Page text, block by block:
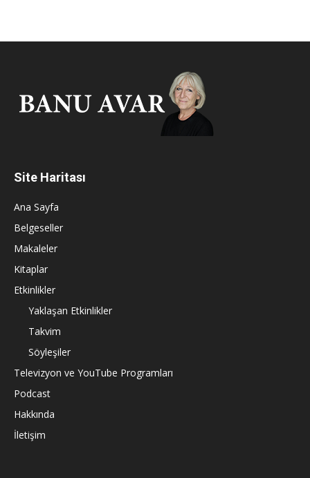
Site Haritası
Ana Sayfa
Belgeseller
Makaleler
Kitaplar
Etkinlikler
Yaklaşan Etkinlikler
Takvim
Söyleşiler
Televizyon ve YouTube Programları
Podcast
Hakkında
İletişim